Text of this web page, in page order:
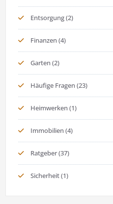
Entsorgung(2)
Finanzen (4)
Garten (2)
Häufige Fragen (23)
Heimwerken (1)
Immobilien (4)
Ratgeber(37)
Sicherheit(1)